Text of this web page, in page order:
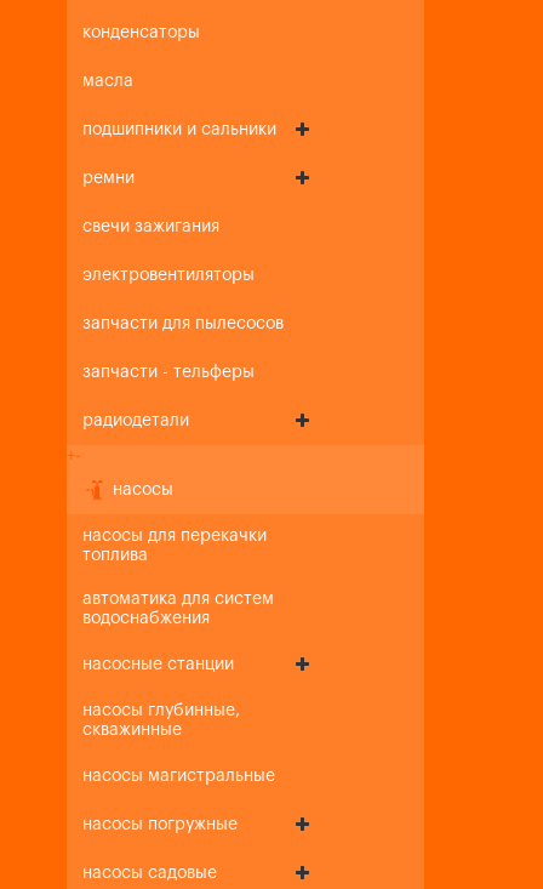
конденсаторы
масла
подшипники и сальники
ремни
свечи зажигания
электровентиляторы
запчасти для пылесосов
запчасти - тельферы
радиодетали
+-
насосы
насосы для перекачки
топлива
автоматика для систем
водоснабжения
насосные станции
насосы глубинные,
скважинные
насосы магистральные
насосы погружные
насосы садовые